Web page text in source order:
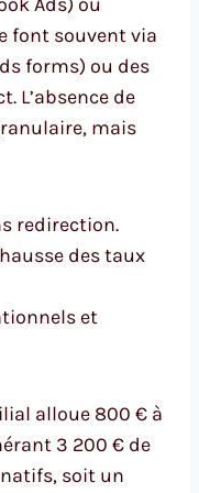
font souvent via
forms) ou des
L’absence de
mais
redirection.
des taux
et
alloue 800 € à
3 200 € de
soit un